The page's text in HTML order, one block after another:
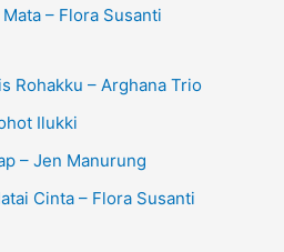
– Flora Susanti
Rohakku – Arghana Trio
Ilukki
– Jen Manurung
Cinta – Flora Susanti